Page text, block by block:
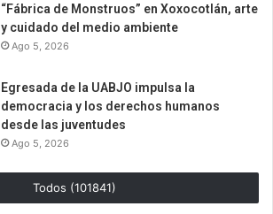
“Fábrica de Monstruos” en Xoxocotlán, arte
y cuidado del medio ambiente
Ago 5, 2026
Egresada de la UABJO impulsa la
democracia y los derechos humanos
desde las juventudes
Ago 5, 2026
Todos (101841)